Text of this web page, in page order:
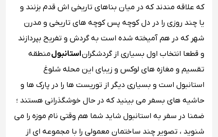
که علاقه مندند که در میان بناهای تاریخی اش قدم بزنند و
یا چند روزی را در دل کوچه پس کوچه های تاریخی و مدرن
شهر که در هم آمیخته شده است به گردش و تفریح بپردازند
و قطعا انتخاب اول بسیاری از گردشگراناستانبولمنطقه
تقسیم و مغازه های لوکس و زیبای این محله شلوغ
استانبول است و بسیاری دیگر از توریست ها را در پارک ها و
حاشیه های بسفر می بینید که در حال خوشگذرانی هستند ؛
ضمنا در سفر به استانبول شاید شما هم وقتی نام موزه را می
شنوید ، تصویر چند ساختمان معمولی را با مجموعه ای از